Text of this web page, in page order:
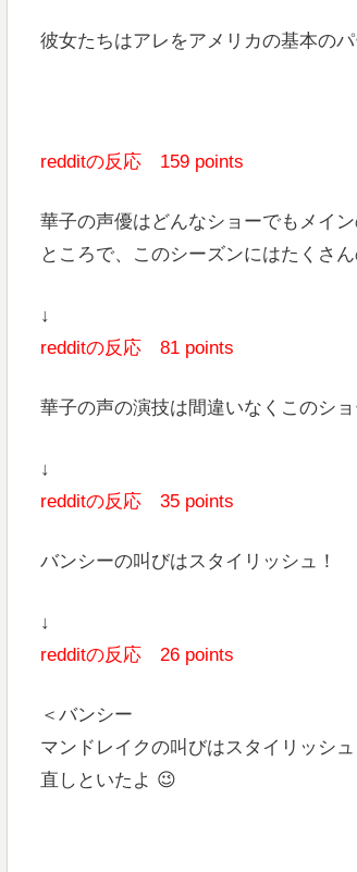
彼女たちはアレをアメリカの基本の
redditの反応 159 points
華子の声優はどんなショーでもメイ
ところで、このシーズンにはたくさ
↓
redditの反応 81 points
華子の声の演技は間違いなくこのショ
↓
redditの反応 35 points
バンシーの叫びはスタイリッシュ！
↓
redditの反応 26 points
＜バンシー
マンドレイクの叫びはスタイリッシュ
直しといたよ 😉